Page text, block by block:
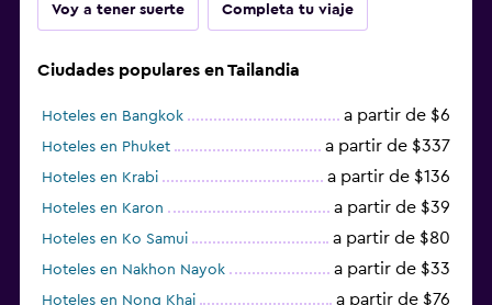
Voy a tener suerte Completa tu viaje
Ciudades populares en Tailandia
Hoteles en Bangkok a partir de $6
Hoteles en Phuket a partir de $337
Hoteles en Krabi a partir de $136
Hoteles en Karon a partir de $39
Hoteles en Ko Samui a partir de $80
Hoteles en Nakhon Nayok a partir de $33
Hoteles en Nong Khai a partir de $76